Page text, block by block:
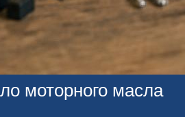
моторного масла